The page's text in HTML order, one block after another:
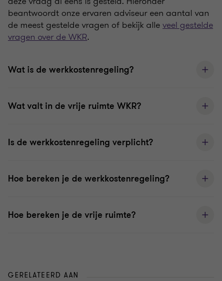
beantwoordt onze ervaren adviseur een aantal van
de meest gestelde vragen of bekijk alleveel gestelde
vragen over de WKR.
Wat is de werkkostenregeling?
Wat valt in de vrije ruimte WKR?
Is de werkkostenregeling verplicht?
Hoe bereken je de werkkostenregeling?
Hoe bereken je de vrije ruimte?
GERELATEERD AAN